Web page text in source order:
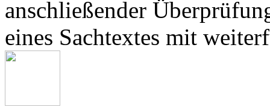
anschließender
eines Sachtextes mit